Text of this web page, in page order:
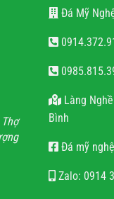
Trung
những công
hết mọi công
sắc sảo, tinh tế,
cho có, không
mỹ và chất
việc
Đá Mỹ
Làng
Bình
Đá mỹ
Zalo: 0914